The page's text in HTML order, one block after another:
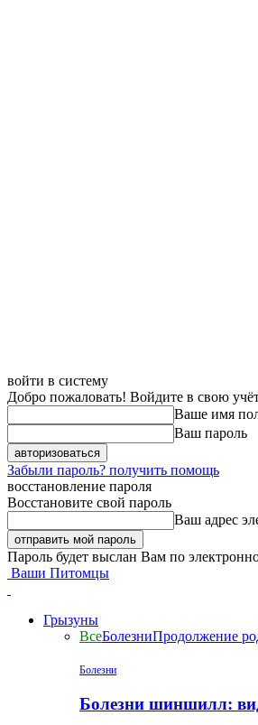
войти в систему
Добро пожаловать! Войдите в свою
Ваше имя
Ваш пароль
Забыли пароль? получить помощь
восстановление пароля
Восстановите свой пароль
Ваш адрес
Пароль будет выслан Вам по
Ваши Питомцы
Грызуны
ВсеБолезниПродолжение
Болезни
Болезни шиншилл: